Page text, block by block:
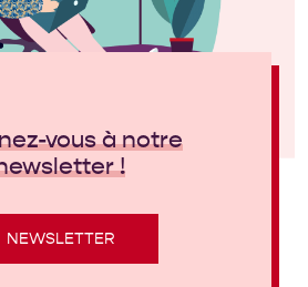
vous à notre
!
NEWSLETTER